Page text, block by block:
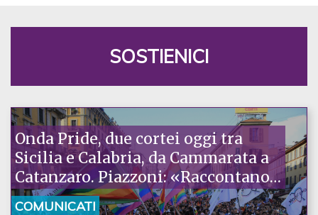
SOSTIENICI
Onda Pride, due cortei oggi tra
Sicilia e Calabria, da Cammarata a
Catanzaro. Piazzoni: «Raccontano
la nostra ostinazione»
COMUNICATI